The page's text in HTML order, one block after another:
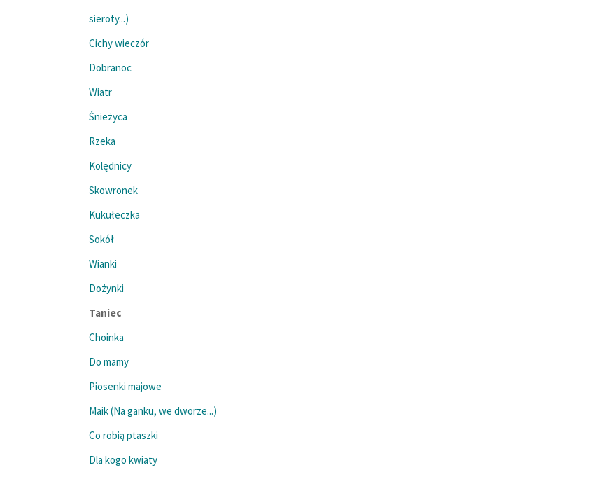
sieroty...)
Cichy wieczór
Dobranoc
Wiatr
Śnieżyca
Rzeka
Kolędnicy
Skowronek
Kukułeczka
Sokół
Wianki
Dożynki
Taniec
Choinka
Do mamy
Piosenki majowe
Maik (Na ganku, we dworze...)
Co robią ptaszki
Dla kogo kwiaty